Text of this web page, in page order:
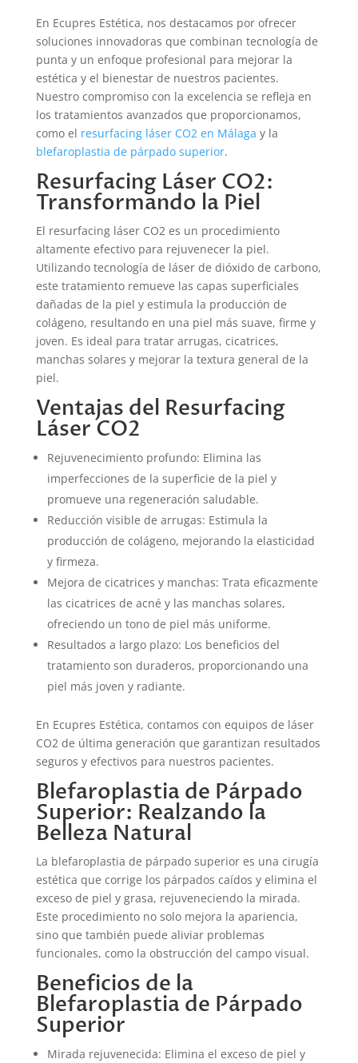
En Ecupres Estética, nos destacamos por ofrecer
soluciones innovadoras que combinan tecnología de
punta y un enfoque profesional para mejorar la
estética y el bienestar de nuestros pacientes.
Nuestro compromiso con la excelencia se refleja en
los tratamientos avanzados que proporcionamos,
como el resurfacing láser CO2 en Málaga y la
blefaroplastia de párpado superior.
Resurfacing Láser CO2:
Transformando la Piel
El resurfacing láser CO2 es un procedimiento
altamente efectivo para rejuvenecer la piel.
Utilizando tecnología de láser de dióxido de carbono,
este tratamiento remueve las capas superficiales
dañadas de la piel y estimula la producción de
colágeno, resultando en una piel más suave, firme y
joven. Es ideal para tratar arrugas, cicatrices,
manchas solares y mejorar la textura general de la
piel.
Ventajas del Resurfacing
Láser CO2
Rejuvenecimiento profundo: Elimina las
imperfecciones de la superficie de la piel y
promueve una regeneración saludable.
Reducción visible de arrugas: Estimula la
producción de colágeno, mejorando la elasticidad
y firmeza.
Mejora de cicatrices y manchas: Trata eficazmente
las cicatrices de acné y las manchas solares,
ofreciendo un tono de piel más uniforme.
Resultados a largo plazo: Los beneficios del
tratamiento son duraderos, proporcionando una
piel más joven y radiante.
En Ecupres Estética, contamos con equipos de láser
CO2 de última generación que garantizan resultados
seguros y efectivos para nuestros pacientes.
Blefaroplastia de Párpado
Superior: Realzando la
Belleza Natural
La blefaroplastia de párpado superior es una cirugía
estética que corrige los párpados caídos y elimina el
exceso de piel y grasa, rejuveneciendo la mirada.
Este procedimiento no solo mejora la apariencia,
sino que también puede aliviar problemas
funcionales, como la obstrucción del campo visual.
Beneficios de la
Blefaroplastia de Párpado
Superior
Mirada rejuvenecida: Elimina el exceso de piel y